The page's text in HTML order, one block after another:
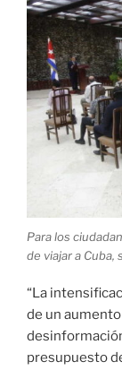
Para los
de viajar a Cuba,
“La
de un
presupuesto